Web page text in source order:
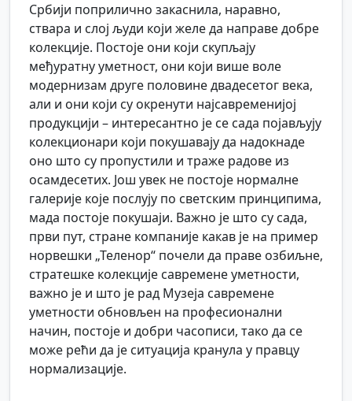
Србији поприлично закаснила, наравно,
ствара и слој људи који желе да направе добре
колекције. Постоје они који скупљају
међуратну уметност, они који више воле
модернизам друге половине двадесетог века,
али и они који су окренути најсавременијој
продукцији – интересантно је се сада појављују
колекционари који покушавају да надокнаде
оно што су пропустили и траже радове из
осамдесетих. Још увек не постоје нормалне
галерије које послују по светским принципима,
мада постоје покушаји. Важно је што су сада,
први пут, стране компаније какав је на пример
норвешки „Теленор“ почели да праве озбиљне,
стратешке колекције савремене уметности,
важно је и што је рад Музеја савремене
уметности обновљен на професионални
начин, постоје и добри часописи, тако да се
може рећи да је ситуација кранула у правцу
нормализације.